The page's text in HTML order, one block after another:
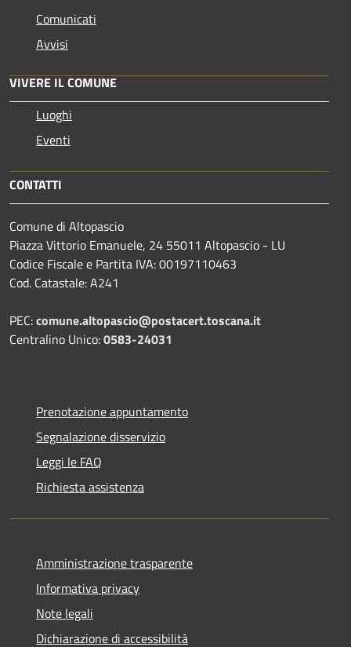
Comunicati
Avvisi
VIVERE IL COMUNE
Luoghi
Eventi
CONTATTI
Comune di Altopascio
Piazza Vittorio Emanuele, 24 55011 Altopascio - LU
Codice Fiscale e Partita IVA: 00197110463
Cod. Catastale: A241
PEC:comune.altopascio@postacert.toscana.it
Centralino Unico:0583-24031
Prenotazione appuntamento
Segnalazione disservizio
Leggi le FAQ
Richiesta assistenza
Amministrazione trasparente
Informativa privacy
Note legali
Dichiarazione di accessibilità